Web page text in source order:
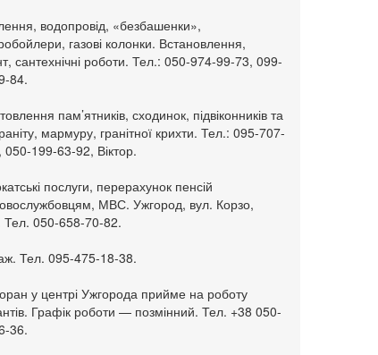
водопровід, «безбашенки»,
газові колонки. Встановлення,
сантехнічні роботи. Тел.: 050-974-99-73, 099-
84.
пам’ятників, сходинок, підвіконників та
мармуру, гранітної крихти. Тел.: 095-707-
199-63-92, Віктор.
послуги, перерахунок пенсій
МВС. Ужгород, вул. Корзо,
Тел. 050-658-70-82.
Тел. 095-475-18-38.
у центрі Ужгорода прийме на роботу
Графік роботи — позмінний. Тел. +38 050-
36.